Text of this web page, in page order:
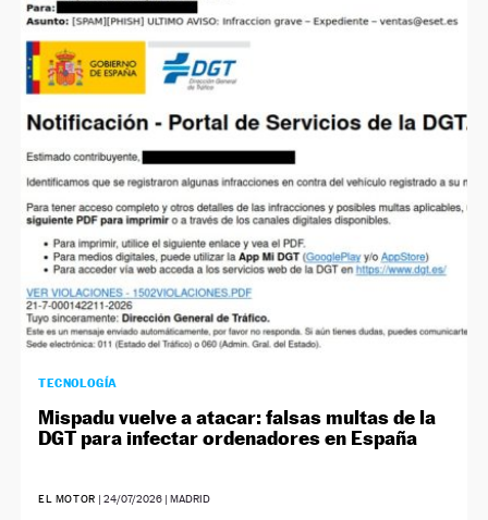
TECNOLOGÍA
Mispadu vuelve a atacar: falsas multas de la
DGT para infectar ordenadores en España
EL MOTOR | 24/07/2026| MADRID